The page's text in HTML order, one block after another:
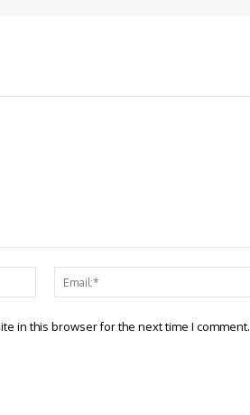
in this browser for the next time I comment.